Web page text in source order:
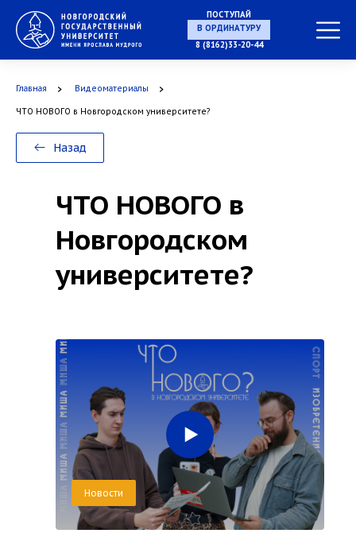
ПОСТУПАЙ
В ОРДИНАТУРУ
8 (8162)33-20-44
Главная Видеоматериалы
ЧТО НОВОГО в Новгородском университете?
Назад
ЧТО НОВОГО в
Новгородском
университете?
Новости